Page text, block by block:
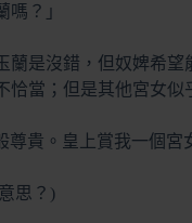
嗎？」
蘭是沒錯，但奴婢希望
恰當；但是其他宮女似
般尊貴。皇上賞我一個
思？)